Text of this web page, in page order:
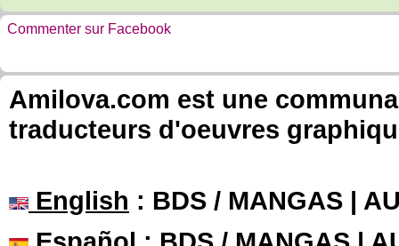
Commenter sur Facebook
Amilova.com est une
traducteurs d'oeuvres
English : BDS / MANGAS |